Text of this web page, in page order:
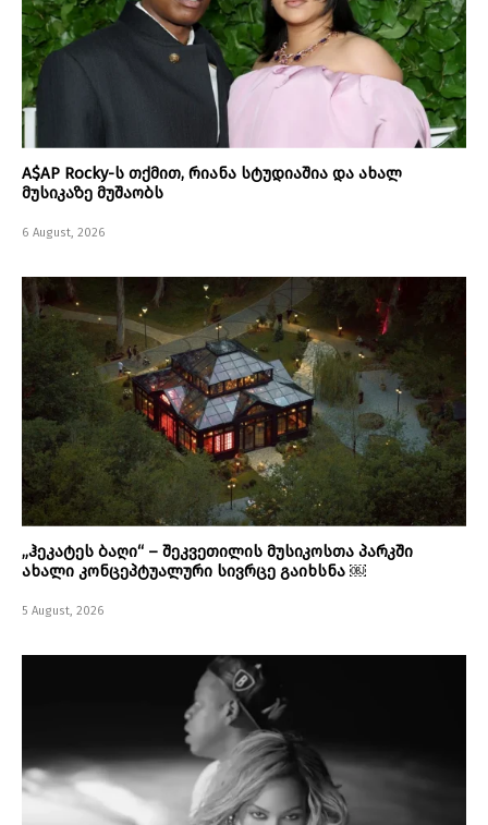
A$AP Rocky-ს თქმით, რიანა სტუდიაშია და ახალ
მუსიკაზე მუშაობს
6 August, 2026
„ჰეკატეს ბაღი“ – შეკვეთილის მუსიკოსთა პარკში
ახალი კონცეპტუალური სივრცე გაიხსნა ￼
5 August, 2026